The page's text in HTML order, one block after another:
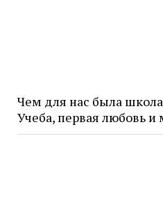
Чем для нас была
Учеба, первая любовь